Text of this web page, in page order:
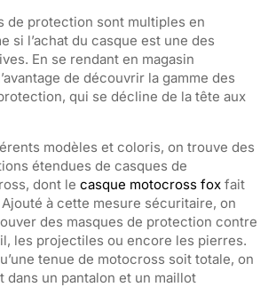
de protection sont multiples en
si l’achat du casque est une des
En se rendant en magasin
de découvrir la gamme des
qui se décline de la tête aux
modèles et coloris, on trouve des
étendues de casques de
dont le casque motocross fox fait
à cette mesure sécuritaire, on
des masques de protection contre
les projectiles ou encore les pierres.
tenue de motocross soit totale, on
dans un pantalon et un maillot